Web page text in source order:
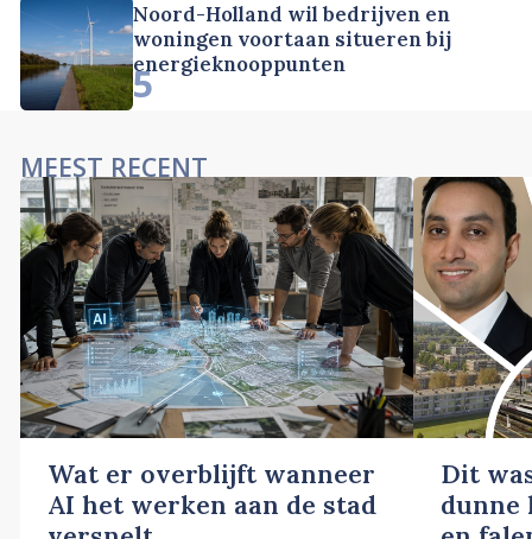
Noord-Holland wil bedrijven en
woningen voortaan situeren bij
energieknooppunten
5
MEEST RECENT
Wat er overblijft wanneer
AI het werken aan de stad
Dit
dunne